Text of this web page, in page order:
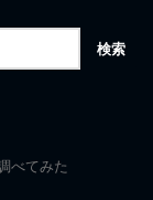
べてみた